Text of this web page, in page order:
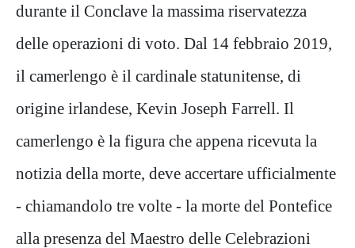
durante il Conclave la massima riservatezza
delle operazioni di voto. Dal 14 febbraio 2019,
il camerlengo è il cardinale statunitense, di
origine irlandese, Kevin Joseph Farrell. Il
camerlengo è la figura che appena ricevuta la
notizia della morte, deve accertare ufficialmente
- chiamandolo tre volte - la morte del Pontefice
alla presenza del Maestro delle Celebrazioni